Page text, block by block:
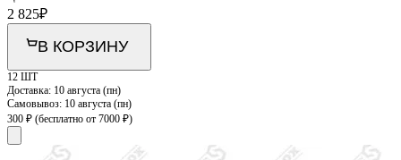
2 825₽
В КОРЗИНУ
12 ШТ
Доставка: 10 августа (пн)
Самовывоз: 10 августа (пн)
300 ₽ (бесплатно от 7000 ₽)